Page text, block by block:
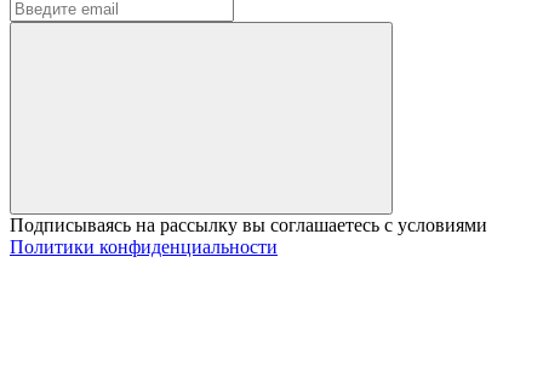
Подписываясь на рассылку вы соглашаетесь с условиями
Политики конфиденциальности